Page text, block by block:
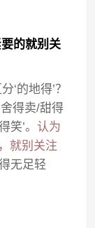
的就别关
‘的地得’？
得卖/甜得
笑’。认为
就别关注
无足轻